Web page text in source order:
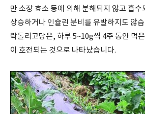
만 소장 효소 등에 의해 분해되지 않고 흡수
상승하거나 인슐린 분비를 유발하지도 않
락톨리고당은, 하루 5~10g씩 4주 동안 먹
이 호전되는 것으로 나타났습니다.